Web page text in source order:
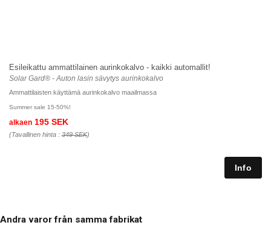
Esileikattu ammattilainen aurinkokalvo - kaikki automallit!
Solar Gard® - Auton lasin sävytys aurinkokalvo
Ammattilaisten käyttämä aurinkokalvo maailmassa
Summer sale 15-50%!
alkaen 195 SEK
(Tavallinen hinta : 349 SEK)
Andra varor från samma fabrikat